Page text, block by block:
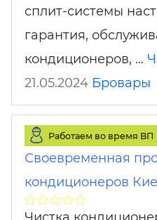
сплит-системы
гарантия,
кондиционеров, …
21.05.2024 Бровары
Работаем во время ВП
Своевременная
кондиционеров
Чистка